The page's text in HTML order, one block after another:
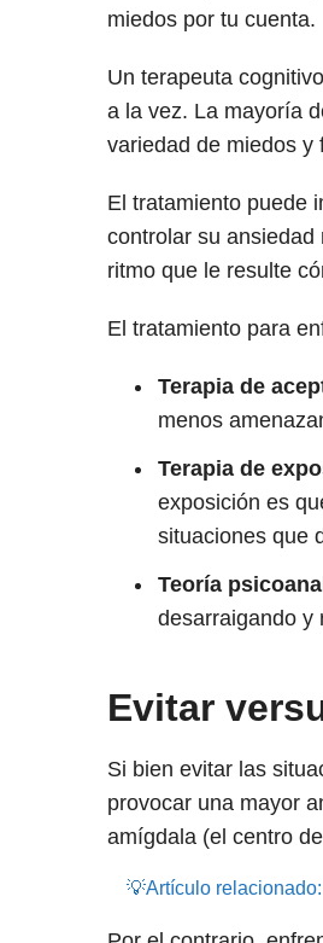
miedos por tu cuenta.
Un terapeuta
a la vez. La mayoría
variedad de miedos y
El tratamiento puede
controlar su
ritmo que le resulte
El tratamiento para
Terapia de
menos
Terapia de
exposición es
situaciones que
Teoría
desarraigando y
Evitar
Si bien evitar las
provocar una mayor
amígdala (el centro
💡Artículo relacionado: